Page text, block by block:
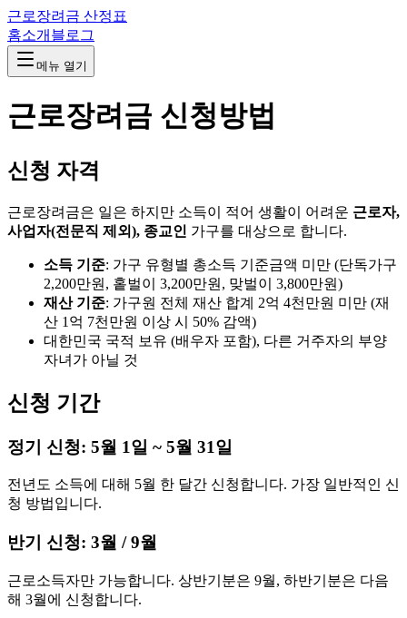
근로장려금 산정표
홈소개 블로그
메뉴 열기
근로장려금 신청방법
신청 자격
근로장려금은 일은 하지만 소득이 적어 생활이 어려운 근로자,
사업자(전문직 제외), 종교인 가구를 대상으로 합니다.
소득 기준: 가구 유형별 총소득 기준금액 미만 (단독가구
2,200만원, 홑벌이 3,200만원, 맞벌이 3,800만원)
재산 기준: 가구원 전체 재산 합계 2억 4천만원 미만 (재
산 1억 7천만원 이상 시 50% 감액)
대한민국 국적 보유 (배우자 포함), 다른 거주자의 부양
자녀가 아닐 것
신청 기간
정기 신청: 5월 1일 ~ 5월 31일
전년도 소득에 대해 5월 한 달간 신청합니다. 가장 일반적인 신
청 방법입니다.
반기 신청: 3월 / 9월
근로소득자만 가능합니다. 상반기분은 9월, 하반기분은 다음
해 3월에 신청합니다.